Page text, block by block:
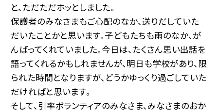
と、ただただホッとしました。
保護者のみなさまもご心配のなか、送りだしていた
だいたことかと思います。子どもたちも雨のなか、が
んばってくれていました。今日は、たくさん思い出話を
語ってくれるかもしれませんが、明日も学校があり、限
られた時間となりますが、どうかゆっくり過ごしていた
だければと思います。
そして、引率ボランティアのみなさま、みなさまのおか